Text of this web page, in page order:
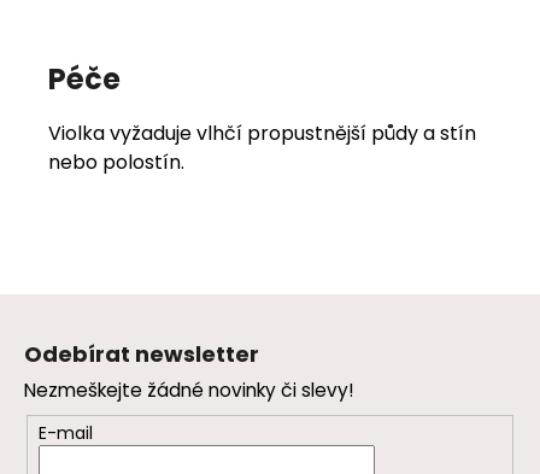
Péče
Violka vyžaduje vlhčí propustnější půdy a stín
nebo polostín.
Odebírat newsletter
Nezmeškejte žádné novinky či slevy!
E-mail